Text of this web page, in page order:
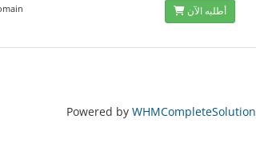
أطلبه الآن
Powered by WHMCompleteSolution